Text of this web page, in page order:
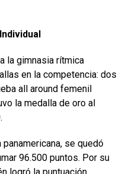
la gimnasia rítmica
en la competencia: dos
all around femenil
la medalla de oro al
panamericana, se quedó
96.500 puntos. Por su
logró la puntuación